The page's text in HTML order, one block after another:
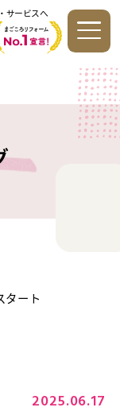
サービスへ
タート
2025.06.17